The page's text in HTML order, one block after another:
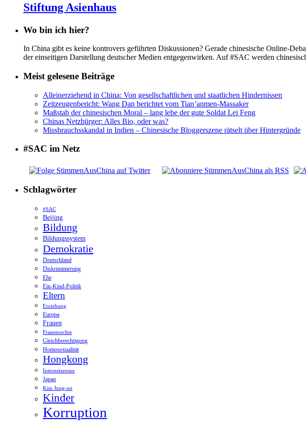
Stiftung Asienhaus
Wo bin ich hier?
In China gibt es keine kontrovers geführten Diskussionen? Gerade chinesische Online-
der einseitigen Darstellung deutscher Medien entgegenwirken. Auf #SAC werden
Meist gelesene Beiträge
Alleinerziehend in China: Von gesellschaftlichen und staatlichen Hindernissen
Zeitzeugenbericht: Wang Dan berichtet vom Tian’anmen-Massaker
Maßstab der chinesischen Moral – lang lebe der gute Soldat Lei Feng
Chinas Netzbürger: Alles Bio, oder was?
Missbrauchsskandal in Indien – Chinesische Bloggerszene rätselt über Hintergründe
#SAC im Netz
Schlagwörter
#SAC
Beijing
Bildung
Bildungssystem
Demokratie
Deutschland
Diskriminierung
Ehe
Ein-Kind-Politik
Eltern
Erziehung
Europa
Frauen
Frauenrechte
Gleichberechtigung
Homosexualität
Hongkong
Internetzensur
Japan
Kim Jong-un
Kinder
Korruption